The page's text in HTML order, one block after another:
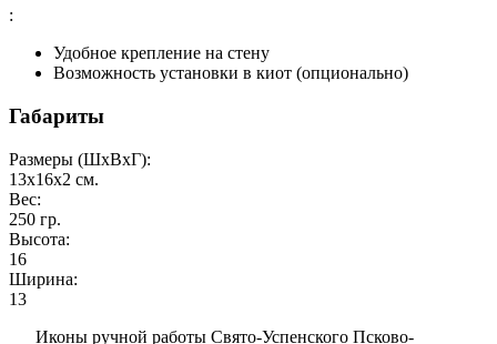
:
Удобное крепление на стену
Возможность установки в киот (опционально)
Габариты
Размеры (ШxВxГ):
13x16x2 см.
Вес:
250 гр.
Высота:
16
Ширина:
13
Иконы ручной работы Свято-Успенского Псково-